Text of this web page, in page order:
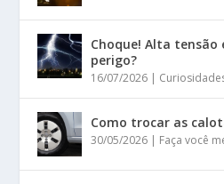
Choque! Alta tensão
perigo?
16/07/2026 |
Como trocar as
30/05/2026 | Faça você